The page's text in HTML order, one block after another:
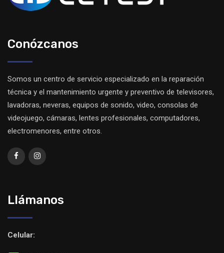
Conózcanos
Somos un centro de servicio especializado en la reparación
técnica y el mantenimiento urgente y preventivo de televisores,
lavadoras, neveras, equipos de sonido, video, consolas de
videojuego, cámaras, lentes profesionales, computadores,
electromenores, entre otros.
Llámanos
Celular: